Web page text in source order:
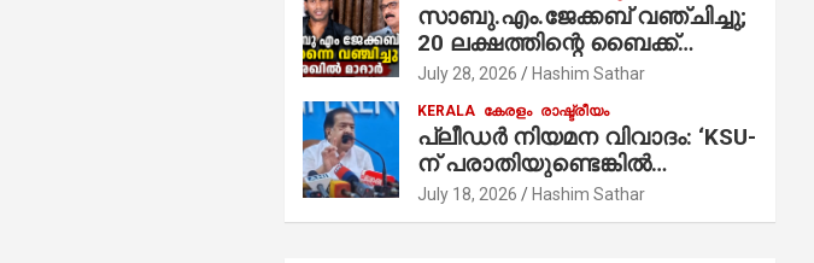
സാബു.എം.ജേക്കബ് വഞ്ചിച്ചു;
20 ലക്ഷത്തിന്റെ ബൈക്ക്
വിറ്റാണ് തൃക്കാക്കരയില്‍
മത്സരിച്ചത്! പ്രചാരണത്തിന്
രണ്ടേ രണ്ടുപേര്‍ മാത്രമാണ്
ഉണ്ടായിരുന്നത്; സാബുവിന്റേത്
വ്യക്തിപരമായ നേട്ടത്തിനുള്ള
പാര്‍ട്ടി; ഇപ്പോള്‍ ഫോണ്‍
വിളിച്ചാല്‍ എടുക്കില്ല;
July 28, 2026 Hashim Sathar
KERALA കേരളം രാഷ്ട്രീയം
പ്ലീഡർ നിയമന വിവാദം: ‘KSU-
ന് പരാതിയുണ്ടെങ്കിൽ
പരിശോധിക്കും’; രമേശ്
ചെന്നിത്തല
July 18, 2026 Hashim Sathar